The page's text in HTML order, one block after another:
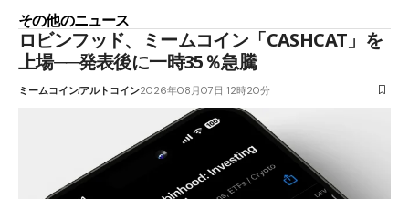
その他のニュース
ロビンフッド、ミームコイン「CASHCAT」を
上場──発表後に一時35％急騰
ミームコインアルトコイン2026年08月07日 12時20分